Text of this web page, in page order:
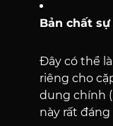
Bản chất
Đây có thể
riêng cho
dung chính
này rất đáng